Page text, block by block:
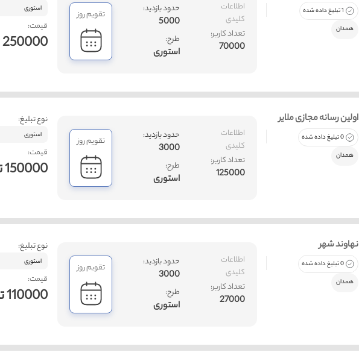
استوری
قیمت:
250000 تومان
اطلاعات
کلیدی
تعداد کاربر:
70000
حدود بازدید:
5000
طرح:
استوری
تقویم روز
1 تبلیغ داده شده
همدان
نوع تبلیغ:
استوری
قیمت:
150000 تومان
اطلاعات
کلیدی
تعداد کاربر:
125000
حدود بازدید:
3000
طرح:
استوری
تقویم روز
اولین رسانه مجازی ملایر
0 تبلیغ داده شده
همدان
نوع تبلیغ:
استوری
قیمت:
110000 تومان
اطلاعات
کلیدی
تعداد کاربر:
27000
حدود بازدید:
3000
طرح:
استوری
تقویم روز
نهاوند شهر
0 تبلیغ داده شده
همدان